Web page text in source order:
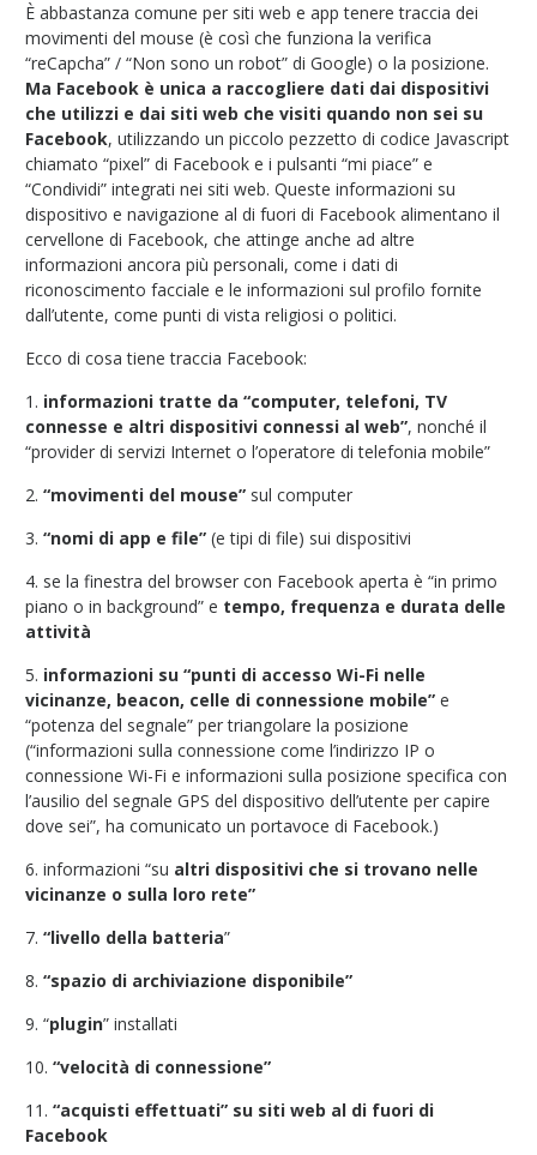
È abbastanza comune per siti web e app tenere traccia dei
movimenti del mouse (è così che funziona la verifica
“reCapcha” / “Non sono un robot” di Google) o la posizione.
Ma Facebook è unica a raccogliere dati dai dispositivi
che utilizzi e dai siti web che visiti quando non sei su
Facebook, utilizzando un piccolo pezzetto di codice Javascript
chiamato “pixel” di Facebook e i pulsanti “mi piace” e
“Condividi” integrati nei siti web. Queste informazioni su
dispositivo e navigazione al di fuori di Facebook alimentano il
cervellone di Facebook, che attinge anche ad altre
informazioni ancora più personali, come i dati di
riconoscimento facciale e le informazioni sul profilo fornite
dall’utente, come punti di vista religiosi o politici.
Ecco di cosa tiene traccia Facebook:
1. informazioni tratte da “computer, telefoni, TV
connesse e altri dispositivi connessi al web”, nonché il
“provider di servizi Internet o l’operatore di telefonia mobile”
2. “movimenti del mouse”sul computer
3. “nomi di app e file”(e tipi di file) sui dispositivi
4. se la finestra del browser con Facebook aperta è “in primo
piano o in background” e tempo, frequenza e durata delle
attività
5. informazioni su “punti di accesso Wi-Fi nelle
vicinanze, beacon, celle di connessione mobile”e
“potenza del segnale” per triangolare la posizione
(“informazioni sulla connessione come l’indirizzo IP o
connessione Wi-Fi e informazioni sulla posizione specifica con
l’ausilio del segnale GPS del dispositivo dell’utente per capire
dove sei”, ha comunicato un portavoce di Facebook.)
6. informazioni “su altri dispositivi che si trovano nelle
vicinanze o sulla loro rete”
7. “livello della batteria”
8. “spazio di archiviazione disponibile”
9. “plugin” installati
10. “velocità di connessione”
11. “acquisti effettuati” su siti web al di fuori di
Facebook